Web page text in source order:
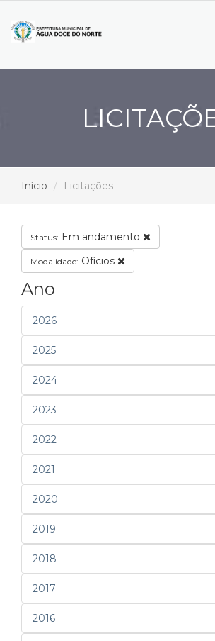
Início Licitações
Status: Em andamento
Modalidade: Ofícios
Ano
2026
2025
2024
2023
2022
2021
2020
2019
2018
2017
2016